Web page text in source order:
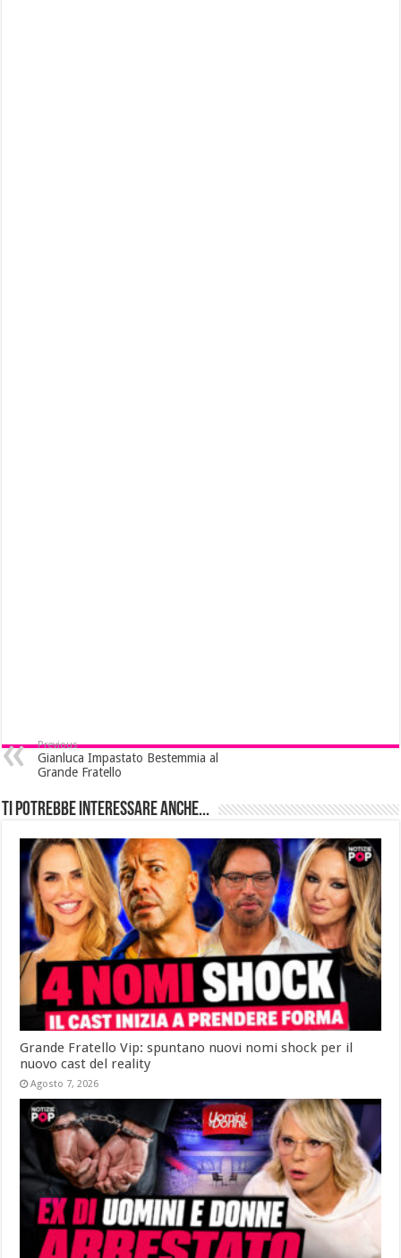
Previous
Gianluca Impastato Bestemmia al
Grande Fratello
Ti potrebbe interessare anche...
Grande Fratello Vip: spuntano nuovi nomi shock per il
nuovo cast del reality
Agosto 7, 2026